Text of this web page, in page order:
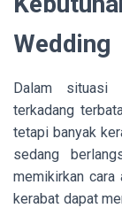
Wedding
Dalam situasi
terkadang
tetapi banyak
sedang
memikirkan cara
kerabat dapat